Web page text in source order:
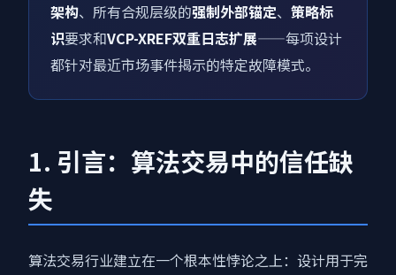
架构、所有合规层级的强制外部锚定、 策略标
识要求和VCP-XREF双重日志扩展——每项设计
都针对最近市场事件揭示的特定故障模式。
1. 引言：算法交易中的信任缺
失
算法交易行业建立在一个根本性悖论之上：设计用于完